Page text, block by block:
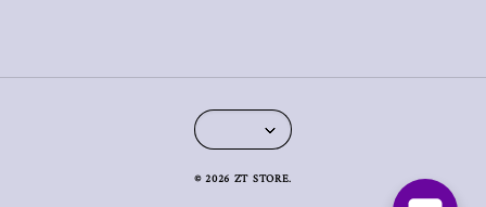
© 2026 ZT STORE.